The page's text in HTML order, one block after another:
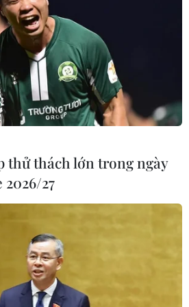
ngoài trung tâm giới thiệu việc làm ở
dựa trên các khái niệm về
phải cơ học cổ điển (dựa
động của Newton), có thể
bổ các nguồn lực khan
cái mới.
sự đổi mới, tăng trưởng và
ra; tùy thuộc vào nhà
thử thách lớn trong ngày
27